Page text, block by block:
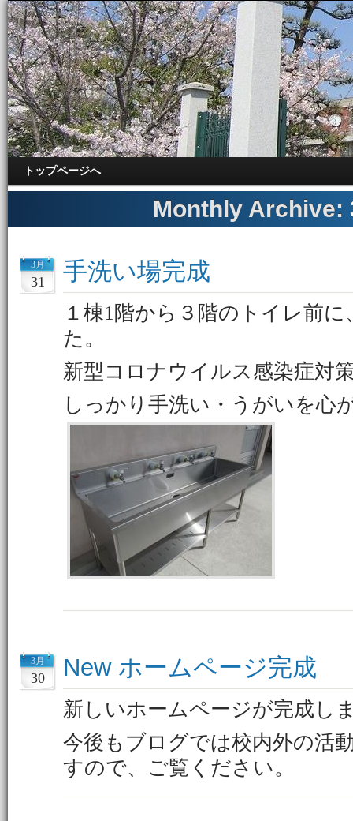
トップページへ
Monthly Archive:
3月
31 手洗い場完成
１棟1階から３階のトイレ前
た。
新型コロナウイルス感染症対
しっかり手洗い・うがいを心
3月
30 New ホームページ完成
新しいホームページが完成し
今後もブログでは校内外の活
すので、ご覧ください。